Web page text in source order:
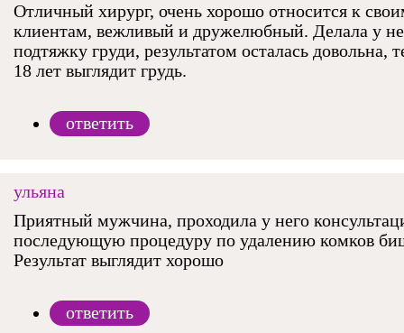
Отличный хирург, очень хорошо относится к
клиентам, вежливый и дружелюбный. Делала у
подтяжку груди, результатом осталась довольна,
18 лет выглядит грудь.
ответить
ульяна
Приятный мужчина, проходила у него
последующую процедуру по удалению комков
Результат выглядит хорошо
ответить